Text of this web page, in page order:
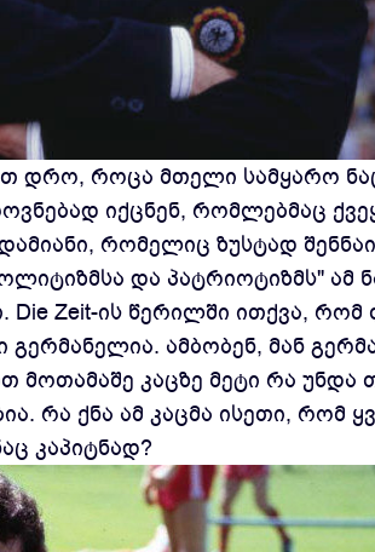
დრო, როცა მთელი სამყარო
იქცნენ, რომლებმაც
რომელიც ზუსტად
და პატრიოტიზმს" ამ
Zeit-ის წერილში ითქვა,
ამბობენ, მან
კაცზე მეტი რა უნდა
რა ქნა ამ კაცმა ისეთი, რომ
კაპიტნად?